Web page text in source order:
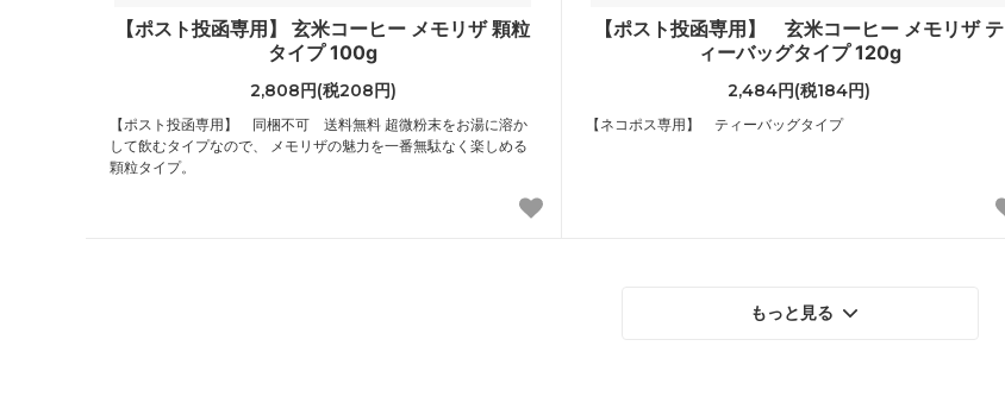
【ポスト投函専用】 玄米コーヒー メモリザ 顆粒
タイプ 100g
2,808円(税208円)
【ポスト投函専用】 同梱不可 送料無料 超微粉末をお湯に溶か
して飲むタイプなので、 メモリザの魅力を一番無駄なく楽しめる
顆粒タイプ。
【ポスト投函専用】 玄米コーヒー メモリザ テ
ィーバッグタイプ 120g
2,484円(税184円)
【ネコポス専用】 ティーバッグタイプ
もっと見る